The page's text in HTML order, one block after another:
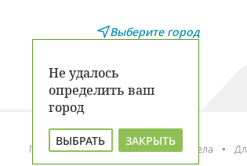
Выберите город
Не удалось
определить ваш
город
ВЫБРАТЬ ЗАКРЫТЬ
Главная Каталог Уход для тела